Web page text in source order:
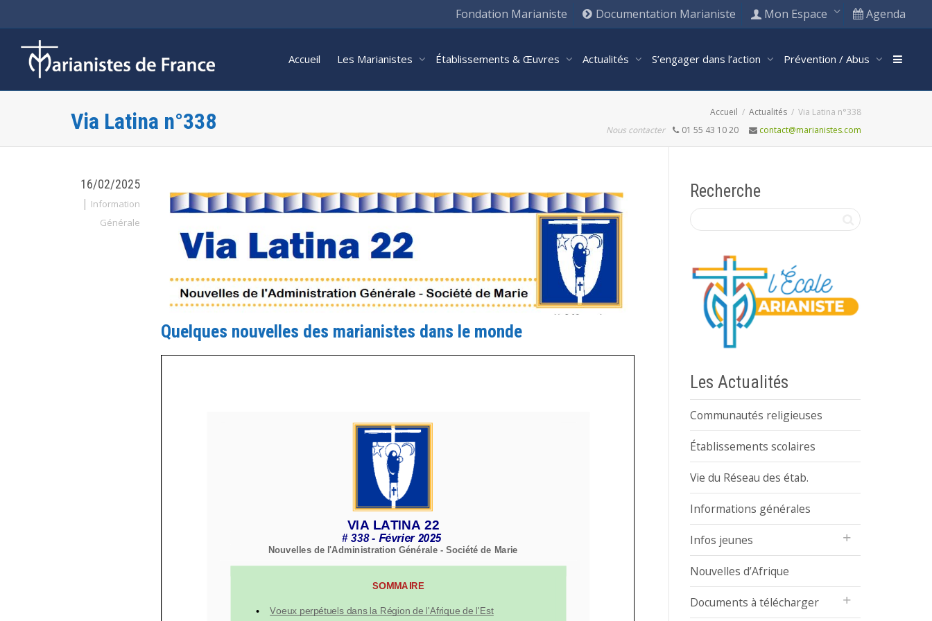
Fondation Marianiste Documentation Marianiste Mon Espace Agenda
Accueil Les Marianistes Établissements & Œuvres Actualités S’engager dans l’action Prévention / Abus
Via Latina n°338 Accueil Actualités
Via Latina n°338
Nous contacter
01 55 43 10 20 contact@marianistes.com
16/02/2025
| Information
Générale
Quelques nouvelles des marianistes dans le monde
Recherche
Les Actualités
Communautés religieuses
Établissements scolaires
Vie du Réseau des étab.
Informations générales
Infos jeunes
Nouvelles d’Afrique
Documents à télécharger